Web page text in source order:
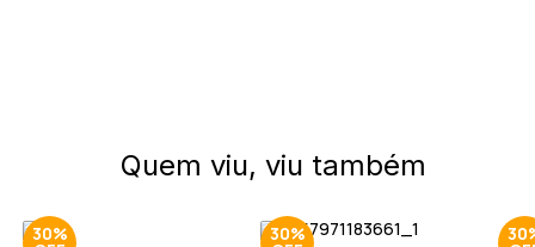
Quem viu, viu também
30% 30%